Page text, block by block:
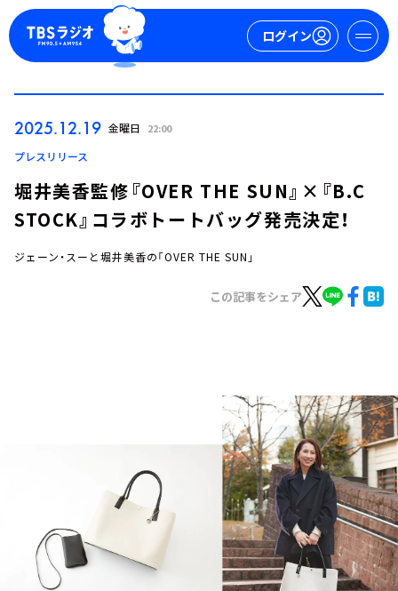
ログイン
2025.12.19 金曜日 22:00
プレスリリース
堀井美香監修『OVER THE SUN』×『B.C
STOCK』コラボトートバッグ発売決定！
ジェーン・スーと堀井美香の「OVER THE SUN」
この記事をシェア